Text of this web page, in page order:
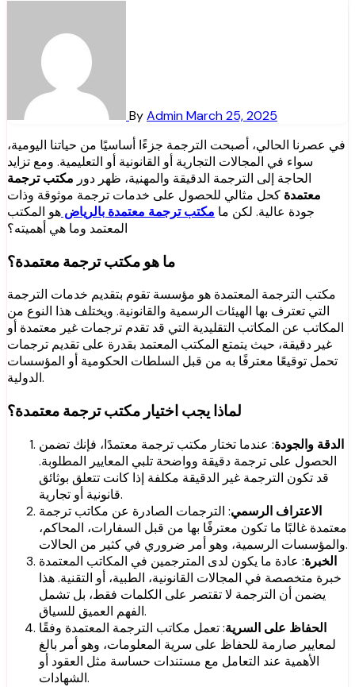
ByAdminMarch 25, 2025
في عصرنا الحالي، أصبحت الترجمة جزءًا أساسيًا من حياتنا اليومية،
سواء في المجالات التجارية أو القانونية أو التعليمية. ومع تزايد
الحاجة إلى الترجمة الدقيقة والمهنية، ظهر دور مكتب ترجمة
معتمدة كحل مثالي للحصول على خدمات ترجمة موثوقة وذات
جودة عالية. لكن ما مكتب ترجمة معتمدة بالرياض هو المكتب
المعتمد وما هي أهميته؟
ما هو مكتب ترجمة معتمدة؟
مكتب الترجمة المعتمدة هو مؤسسة تقوم بتقديم خدمات الترجمة
التي تعترف بها الهيئات الرسمية والقانونية. ويختلف هذا النوع من
المكاتب عن المكاتب التقليدية التي قد تقدم ترجمات غير معتمدة أو
غير دقيقة، حيث يتمتع المكتب المعتمد بقدرة على تقديم ترجمات
تحمل توقيعًا معترفًا به من قبل السلطات الحكومية أو المؤسسات
الدولية.
لماذا يجب اختيار مكتب ترجمة معتمدة؟
الدقة والجودة: عندما تختار مكتب ترجمة معتمدًا، فإنك تضمن
الحصول على ترجمة دقيقة وواضحة تلبي المعايير المطلوبة.
قد تكون الترجمة غير الدقيقة مكلفة إذا كانت تتعلق بوثائق
قانونية أو تجارية.
الاعتراف الرسمي: الترجمات الصادرة عن مكاتب ترجمة
معتمدة غالبًا ما تكون معترفًا بها من قبل السفارات، المحاكم،
والمؤسسات الرسمية، وهو أمر ضروري في كثير من الحالات.
الخبرة: عادة ما يكون لدى المترجمين في المكاتب المعتمدة
خبرة متخصصة في المجالات القانونية، الطبية، أو التقنية. هذا
يضمن أن الترجمة لا تقتصر على الكلمات فقط، بل تشمل
الفهم العميق للسياق.
الحفاظ على السرية: تعمل مكاتب الترجمة المعتمدة وفقًا
لمعايير صارمة للحفاظ على سرية المعلومات، وهو أمر بالغ
الأهمية عند التعامل مع مستندات حساسة مثل العقود أو
الشهادات.